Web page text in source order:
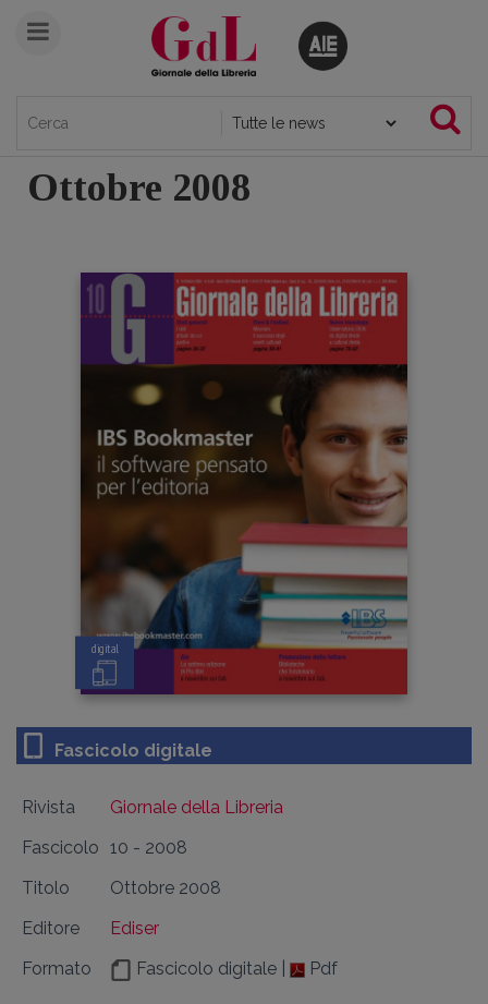
Ottobre 2008
digital
Fascicolo digitale
Rivista
Giornale della Libreria
Fascicolo 10 - 2008
Titolo
Ottobre 2008
Editore
Ediser
Formato
Fascicolo digitale | Pdf